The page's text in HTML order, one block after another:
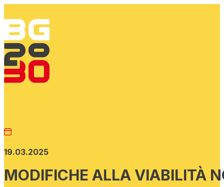
19.03.2025
MODIFICHE ALLA VIABILITÀ